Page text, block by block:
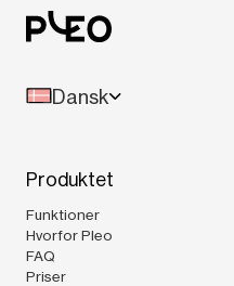
Dansk
Produktet
Funktioner
Hvorfor Pleo
FAQ
Priser